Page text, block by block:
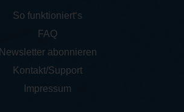
So funktioniert‘s
FAQ
Newsletter abonnieren
Kontakt/Support
Impressum